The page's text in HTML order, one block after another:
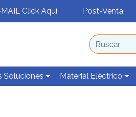
Click Aquí Post-Venta
Soluciones Material Eléctrico